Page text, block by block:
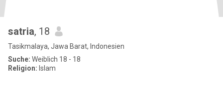
satria, 18
Tasikmalaya, Jawa Barat, Indonesien
Suche: Weiblich 18 - 18
Religion: Islam